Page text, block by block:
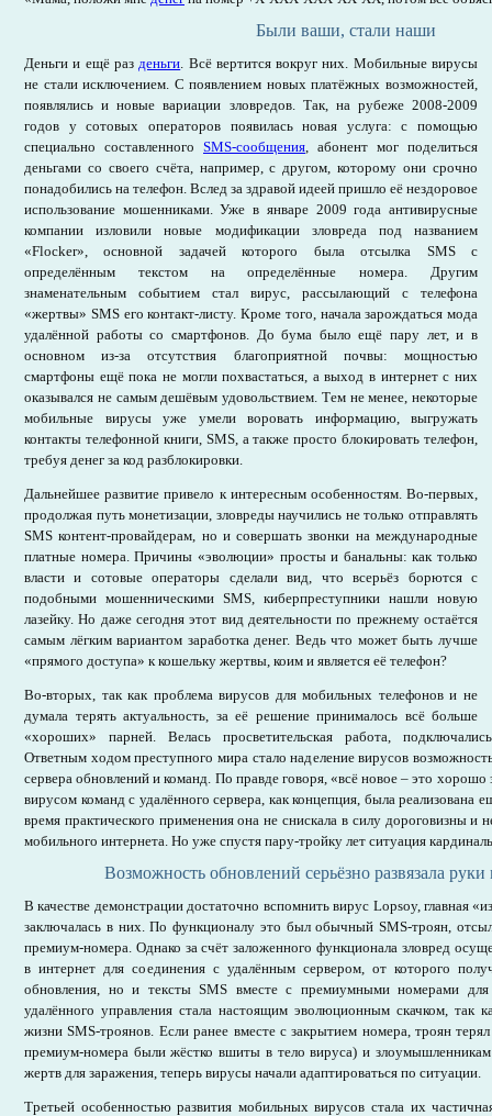
Были ваши, стали наши
Деньги и ещё разденьги. Всё вертится вокруг них. Мобильные вирусы
не стали исключением. С появлением новых платёжных возможностей,
появлялись и новые вариации зловредов. Так, на рубеже 2008-2009
годов у сотовых операторов появилась новая услуга: с помощью
специально составленного SMS-сообщения, абонент мог поделиться
деньгами со своего счёта, например, с другом, которому они срочно
понадобились на телефон. Вслед за здравой идеей пришло её нездоровое
использование мошенниками. Уже в январе 2009 года антивирусные
компании изловили новые модификации зловреда под названием
«Flocker», основной задачей которого была отсылка SMS с
определённым текстом на определённые номера. Другим
знаменательным событием стал вирус, рассылающий с телефона
«жертвы» SMS его контакт-листу. Кроме того, начала зарождаться мода
удалённой работы со смартфонов. До бума было ещё пару лет, и в
основном из-за отсутствия благоприятной почвы: мощностью
смартфоны ещё пока не могли похвастаться, а выход в интернет с них
оказывался не самым дешёвым удовольствием. Тем не менее, некоторые
мобильные вирусы уже умели воровать информацию, выгружать
контакты телефонной книги, SMS, а также просто блокировать телефон,
требуя денег за код разблокировки.
Дальнейшее развитие привело к интересным особенностям. Во-первых,
продолжая путь монетизации, зловреды научились не только отправлять
SMS контент-провайдерам, но и совершать звонки на международные
платные номера. Причины «эволюции» просты и банальны: как только
власти и сотовые операторы сделали вид, что всерьёз борются с
подобными мошенническими SMS, киберпреступники нашли новую
лазейку. Но даже сегодня этот вид деятельности по прежнему остаётся
самым лёгким вариантом заработка денег. Ведь что может быть лучше
«прямого доступа» к кошельку жертвы, коим и является её телефон?
Во-вторых, так как проблема вирусов для мобильных телефонов и не
думала терять актуальность, за её решение принималось всё больше
«хороших» парней. Велась просветительская работа,
Ответным ходом преступного мира стало наделение вирусов
сервера обновлений и команд. По правде говоря, «всё новое – это
вирусом команд с удалённого сервера, как концепция, была реализована
время практического применения она не снискала в силу дороговизны и
мобильного интернета. Но уже спустя пару-тройку лет ситуация
Возможность обновлений серьёзно развязала
В качестве демонстрации достаточно вспомнить вирус Lopsoy, главная
заключалась в них. По функционалу это был обычный SMS-троян,
премиум-номера. Однако за счёт заложенного функционала зловред
в интернет для соединения с удалённым сервером, от которого
обновления, но и тексты SMS вместе с премиумными номерами
удалённого управления стала настоящим эволюционным скачком, так
жизни SMS-троянов. Если ранее вместе с закрытием номера, троян
премиум-номера были жёстко вшиты в тело вируса) и
жертв для заражения, теперь вирусы начали адаптироваться по ситуации.
Третьей особенностью развития мобильных вирусов стала их